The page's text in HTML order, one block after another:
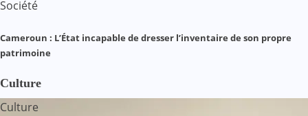
Société
Cameroun : L’État incapable de dresser l’inventaire de son propre
patrimoine
Culture
Culture